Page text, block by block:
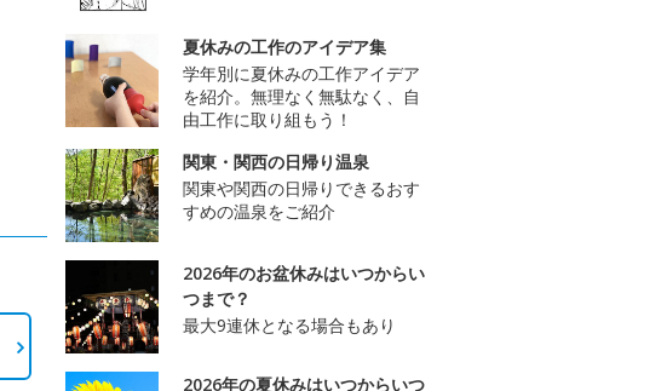
夏休みの工作のアイデア集
学年別に夏休みの工作アイデア
を紹介。無理なく無駄なく、自
由工作に取り組もう！
関東・関西の日帰り温泉
関東や関西の日帰りできるおす
すめの温泉をご紹介
2026年のお盆休みはいつからい
つまで？
最大9連休となる場合もあり
2026年の夏休みはいつからいつ